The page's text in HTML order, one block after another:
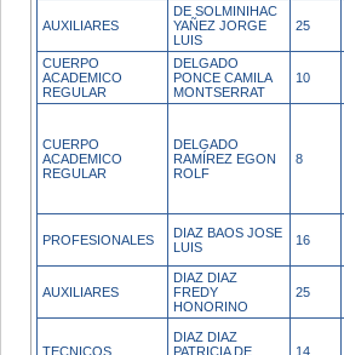
AUXILIARES
DE SOLMINIHAC
YAÑEZ JORGE
LUIS
25
CUERPO
ACADEMICO
REGULAR
DELGADO
PONCE CAMILA
MONTSERRAT
10
CUERPO
ACADEMICO
REGULAR
DELGADO
RAMÍREZ EGON
ROLF
8
PROFESIONALES
DIAZ BAOS JOSE
LUIS
16
AUXILIARES
DIAZ DIAZ
FREDY
HONORINO
25
TECNICOS
DIAZ DIAZ
PATRICIA DE
14